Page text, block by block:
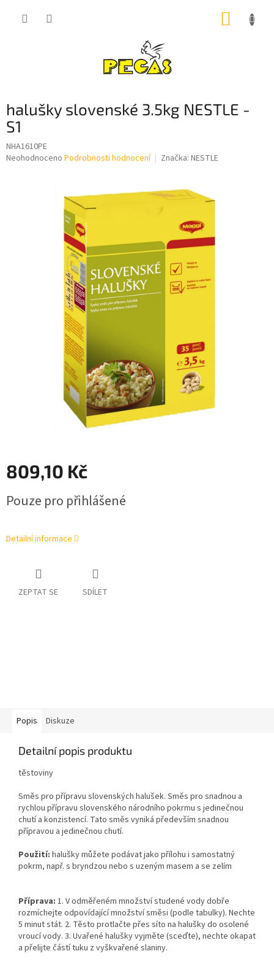
halušky slovenské 3.5kg NESTLE -
S1
NHA1610PE
Průměrné
Neohodnoceno Podrobnosti hodnocení Značka: NESTLE
809,10 Kč
cena:
Pouze pro přihlášené
Detailní informace
ZEPTAT SE SDÍLET
Popis Diskuze
Detailní popis produktu
těstoviny
Směs pro přípravu slovenských halušek. Směs pro snadnou a
rychlou přípravu slovenského národního pokrmu s jedinečnou
chutí a konzistencí. Tato směs vyniká především snadnou
přípravou a jedinečnou chutí.
Použití: halušky můžete podávat jako přílohu i samostatný
pokrm, např. s bryndzou nebo s uzeným masem a se zelím
Příprava: 1. V odměřeném množství studené vody dobře
rozmíchejte odpovídající množství směsi (podle tabulky). Nechte
5 minut stát. 2. Těsto protlačte přes síto na halušky do osolené
vroucí vody. 3. Uvařené halušky vyjměte (sceďte), nechte okapat
a přelijte částí tuku z vyškvařené slaniny.